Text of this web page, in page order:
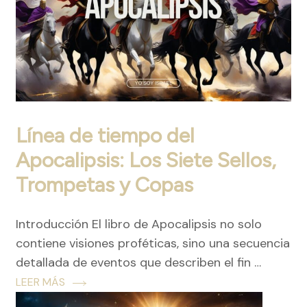
Línea de tiempo del
Apocalipsis: Los Siete Sellos,
Trompetas y Copas
Introducción El libro de Apocalipsis no solo
contiene visiones proféticas, sino una secuencia
detallada de eventos que describen el fin …
LEER MÁS